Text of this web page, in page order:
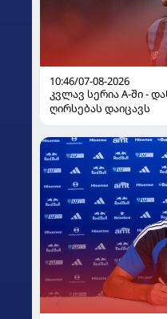
10:46/07-08-2026
კვლავ სერია A-ში -
ღირსებას დაიცავს